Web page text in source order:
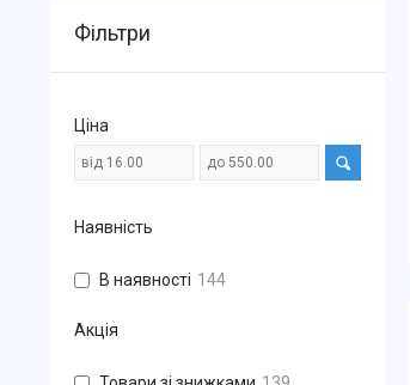
Фільтри
Ціна
Наявність
В наявності 144
Акція